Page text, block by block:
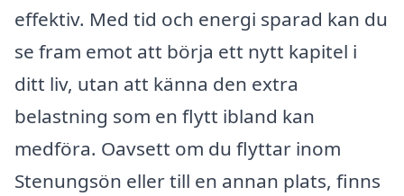
effektiv. Med tid och energi sparad kan du
se fram emot att börja ett nytt kapitel i
ditt liv, utan att känna den extra
belastning som en flytt ibland kan
medföra. Oavsett om du flyttar inom
Stenungsön eller till en annan plats, finns